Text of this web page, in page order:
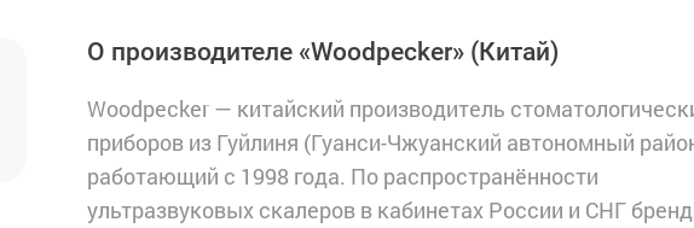
О производителе «Woodpecker» (Китай)
Woodpecker — китайский производитель
приборов из Гуйлиня (Гуанси-Чжуанский автономный
работающий с 1998 года. По распространённости
ультразвуковых скалеров в кабинетах России и СНГ бренд